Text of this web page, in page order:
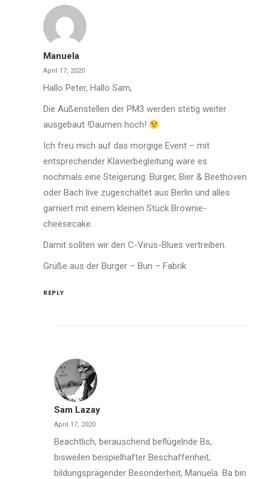
Manuela
April 17, 2020
Hallo Peter, Hallo Sam,
Die Außenstellen der PM3 werden stetig weiter
ausgebaut !Daumen hoch!
Ich freu mich auf das morgige Event – mit
entsprechender Klavierbegleitung wäre es
nochmals eine Steigerung: Burger, Bier & Beethoven
oder Bach live zugeschaltet aus Berlin und alles
garniert mit einem kleinen Stück Brownie-
cheesecake.
Damit sollten wir den C-Virus-Blues vertreiben.
Grüße aus der Burger – Bun – Fabrik
REPLY
Sam Lazay
April 17, 2020
Beachtlich, berauschend beflügelnde Bs,
bisweilen beispielhafter Beschaffenheit,
bildungsprägender Besonderheit, Manuela. Ba bin